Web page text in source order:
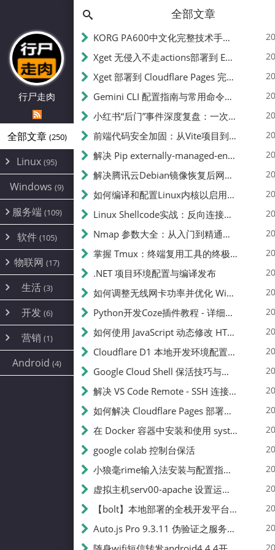
行尸走肉
全部文章 (250)
Linux (95)
Alpine
CentOS(17)
Debian(24)
ProxmoxVE
Ubuntu(7)
Windows (9)
服务端 (109)
环境配置
DD重装(3)
加速优化(34)
面板(12)
容器
游戏 (7)
饥荒(7)
云服务商(4)
WEB源码(6)
建站(5)
软件 (105)
安全(12)
办公(4)
图片 (2)
文件
系统 (35)
AI(10)
物联网 (17)
路由器
随身wifi(1)
mobile(14)
刷机
magisk
生活 (3)
线报
sim卡(1)
开发 (6)
编译
JavaScript(2)
python(2)
营销 (1)
公关(1)
SEO(1)
Android (4)
全部文章
KORG PA600中文化完整技术手册 - 从逆向到实现的全流程指南
Xget 无侵入不走actions部署到 EdgeOne Pages 指南
Xget 部署到 Cloudflare Pages 完整指南 - 无需修改源码的构建配置
Gemini CLI 配置指南与常用命令中文翻译 | API Key、MCP、代理设置
小红书“后门”事件深度复盘：一次沉默危机下的品牌、技术与流程三重考验
前端代码安全加固：从Vite项目到纯静态页面的深度混淆技术备忘
解决 Pip externally-managed-environment 错误：临时与永久绕过方案
解决腾讯云Debian镜像恢复后网络不通问题
如何编译和配置Linux内核以启用BBR2 | 内核编译教程
Linux Shellcode实战：反向连接、持久化、免杀技术详解（MSF,Cobalt Strike）- 从原理到C加载器实现
Nmap 参数大全：从入门到精通，掌握网络扫描的核心技巧
掌握 Tmux：终端复用工具的终极指南
.NET 项目环境配置与编译发布
如何调整无线网卡功率并优化 Wifite 的功率设置
Python开发Coze插件教程 - 详细步骤与注意事项
如何使用 JavaScript 动态修改 HTML 中的权限文本 | 前端开发教程
Cloudflare D1 本地开发环境配置指南 | CF Pages Local Development Guide
Google Cloud Shell 保活技巧与配额时间查看方法
解决 VS Code Remote - SSH 连接失败问题：从权限问题到成功启动
如何解决 Cloudflare Pages 部署中的 API Token 权限问题
在 Docker 容器中安装和使用 systemctl 的完整指南
google colab 控制台保活
小狼毫rime输入法安装与配置指南：从基础到高级自定义
虚拟主机serv00-apache 设置运行目录
【bolt】本地部署的全栈开发平台，支持本地及众多API，本地一键生成应用，部署教程
Auto.js Pro 9.3.11 伪验证之服务器接口 Nginx 版
📝
250
篇文章
✍️
231k
总字数
👥